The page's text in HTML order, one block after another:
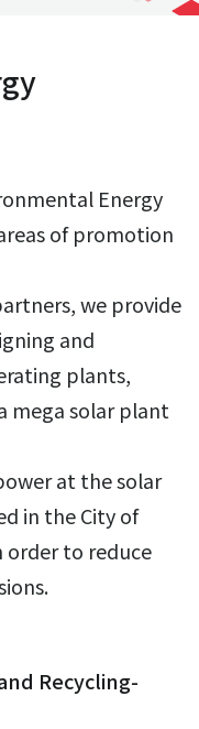
Energy
of promotion
we provide
and
plants,
mega solar plant
at the solar
in the City of
order to reduce
Recycling-